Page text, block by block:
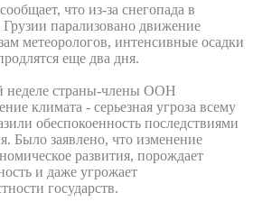
что из-за снегопада в
парализовано движение
метеорологов, интенсивные осадки
еще два дня.
страны-члены ООН
климата - серьезная угроза всему
обеспокоенность последствиями
Было заявлено, что изменение
развития, порождает
и даже угрожает
государств.